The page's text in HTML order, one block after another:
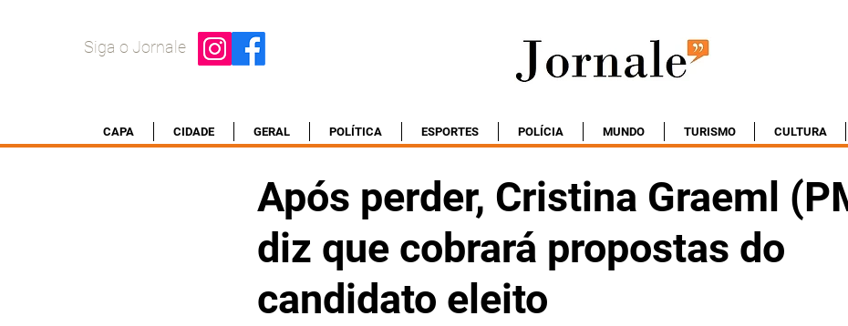
Siga o Jornale
CAPA CIDADE GERAL POLÍTICA ESPORTES POLÍCIA MUNDO TURISMO CULTURA
Após perder, Cristina Graeml
diz que cobrará propostas do
candidato eleito